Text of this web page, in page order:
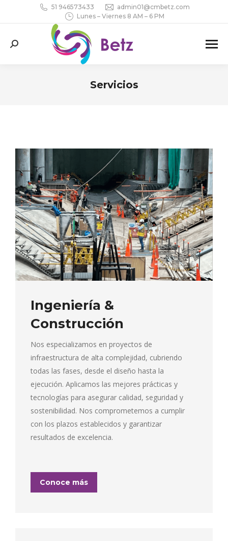
51 946573433
admin01@cmbetz.com
Lunes – Viernes 8 AM – 6 PM
Buscar:
Servicios
Ingeniería &
Construcción
Nos especializamos en proyectos de
infraestructura de alta complejidad, cubriendo
todas las fases, desde el diseño hasta la
ejecución. Aplicamos las mejores prácticas y
tecnologías para asegurar calidad, seguridad y
sostenibilidad. Nos comprometemos a cumplir
con los plazos establecidos y garantizar
resultados de excelencia.
Conoce más